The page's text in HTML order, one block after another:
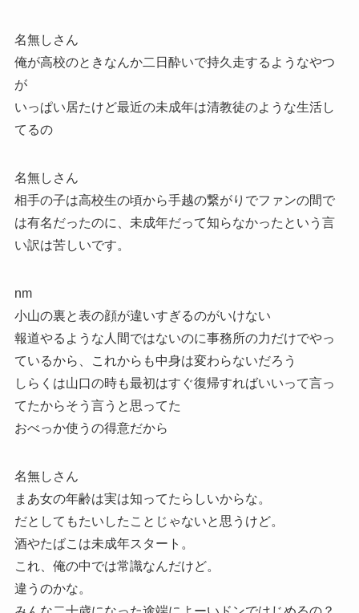
名無しさん
俺が高校のときなんか二日酔いで持久走するようなやつ
が
いっぱい居たけど最近の未成年は清教徒のような生活し
てるの
名無しさん
相手の子は高校生の頃から手越の繋がりでファンの間で
は有名だったのに、未成年だって知らなかったという言
い訳は苦しいです。
nm
小山の裏と表の顔が違いすぎるのがいけない
報道やるような人間ではないのに事務所の力だけでやっ
ているから、これからも中身は変わらないだろう
しらくは山口の時も最初はすぐ復帰すればいいって言っ
てたからそう言うと思ってた
おべっか使うの得意だから
名無しさん
まあ女の年齢は実は知ってたらしいからな。
だとしてもたいしたことじゃないと思うけど。
酒やたばこは未成年スタート。
これ、俺の中では常識なんだけど。
違うのかな。